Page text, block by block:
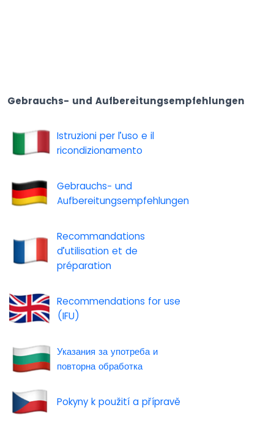
Gebrauchs- und Aufbereitungsempfehlungen
Istruzioni per l’uso e il
ricondizionamento
Gebrauchs- und
Aufbereitungsempfehlungen
Recommandations
d’utilisation et de
préparation
Recommendations for use
(IFU)
Указания за употреба и
повторна обработка
Pokyny k použití a přípravě